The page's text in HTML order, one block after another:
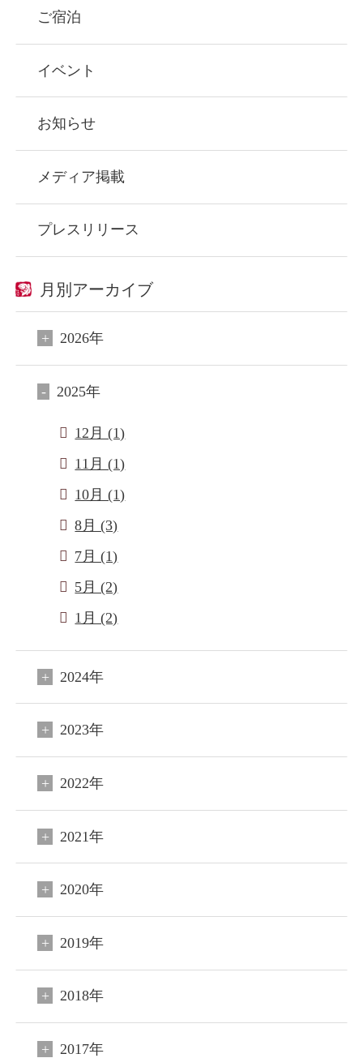
ご宿泊
イベント
お知らせ
メディア掲載
プレスリリース
月別アーカイブ
2026年
2025年
12月 (1)
11月 (1)
10月 (1)
8月 (3)
7月 (1)
5月 (2)
1月 (2)
2024年
2023年
2022年
2021年
2020年
2019年
2018年
2017年